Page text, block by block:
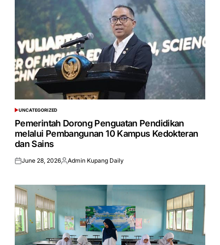
POSTED
IN
UNCATEGORIZED
Pemerintah Dorong Penguatan Pendidikan
melalui Pembangunan 10 Kampus Kedokteran
dan Sains
Posted
June 28, 2026Posted
Admin Kupang Daily